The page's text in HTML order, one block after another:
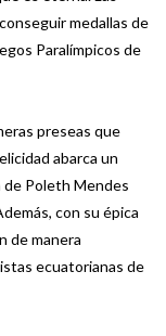
medallas de
Paralímpicos de
preseas que
abarca un
de Poleth Mendes
con su épica
de manera
ecuatorianas de